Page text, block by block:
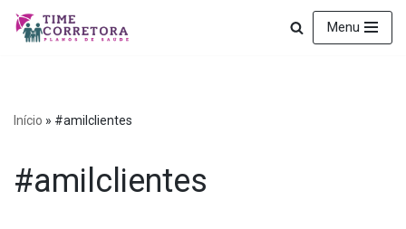
conteúdo
Menu
Início » #amilclientes
#amilclientes